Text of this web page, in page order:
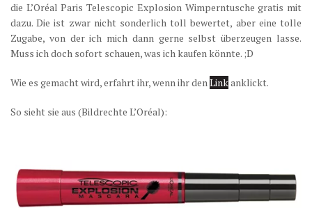
die L’Oréal Paris Telescopic Explosion Wimperntusche gratis mit
dazu. Die ist zwar nicht sonderlich toll bewertet, aber eine tolle
Zugabe, von der ich mich dann gerne selbst überzeugen lasse.
Muss ich doch sofort schauen, was ich kaufen könnte. ;D
Wie es gemacht wird, erfahrt ihr, wenn ihr denLinkanklickt.
So sieht sie aus (Bildrechte L’Oréal):